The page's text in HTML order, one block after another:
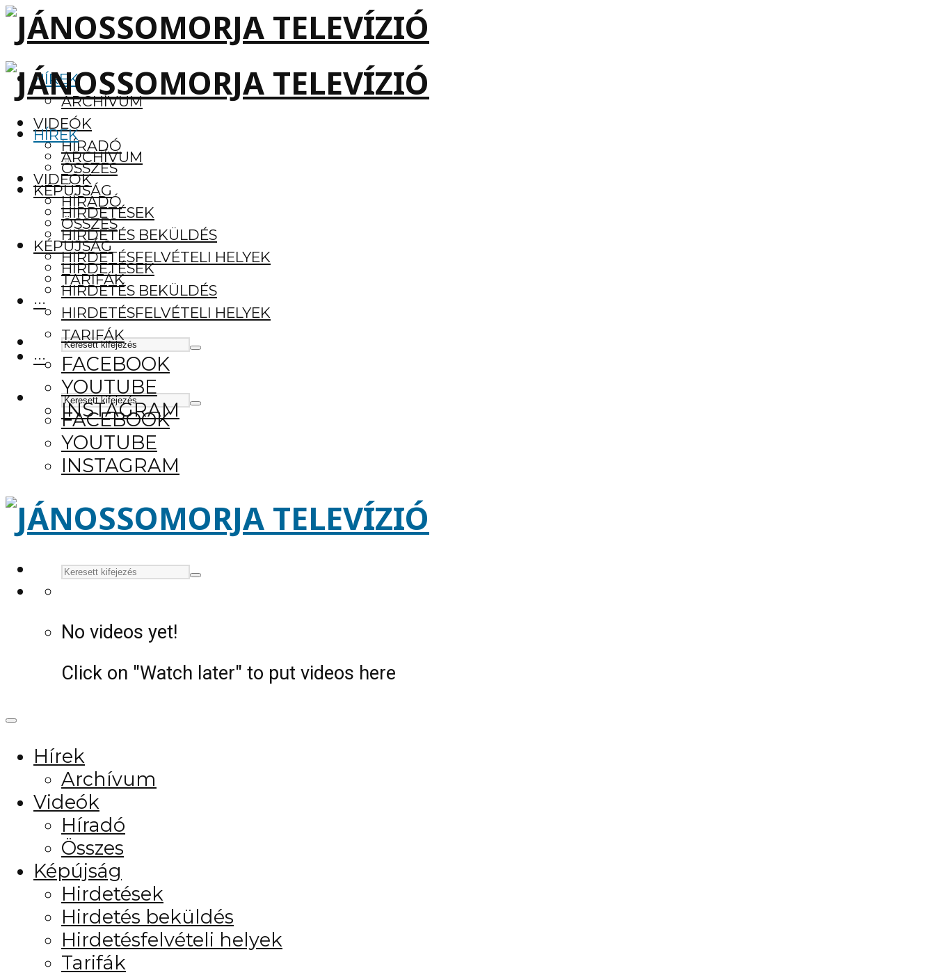
HÍREK
ARCHÍVUM
VIDEÓK
HÍRADÓ
ÖSSZES
KÉPÚJSÁG
HIRDETÉSEK
HIRDETÉS BEKÜLDÉS
HIRDETÉSFELVÉTELI HELYEK
TARIFÁK
···
FACEBOOK
YOUTUBE
INSTAGRAM
HÍREK
ARCHÍVUM
VIDEÓK
HÍRADÓ
ÖSSZES
KÉPÚJSÁG
HIRDETÉSEK
HIRDETÉS BEKÜLDÉS
HIRDETÉSFELVÉTELI HELYEK
TARIFÁK
···
FACEBOOK
YOUTUBE
INSTAGRAM
No videos yet!
Click on "Watch later" to put videos here
Hírek
Archívum
Videók
Híradó
Összes
Képújság
Hirdetések
Hirdetés beküldés
Hirdetésfelvételi helyek
Tarifák